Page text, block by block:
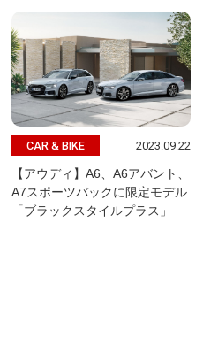
CAR & BIKE 2023.09.22
【アウディ】A6、A6アバント、
A7スポーツバックに限定モデル
「ブラックスタイルプラス」